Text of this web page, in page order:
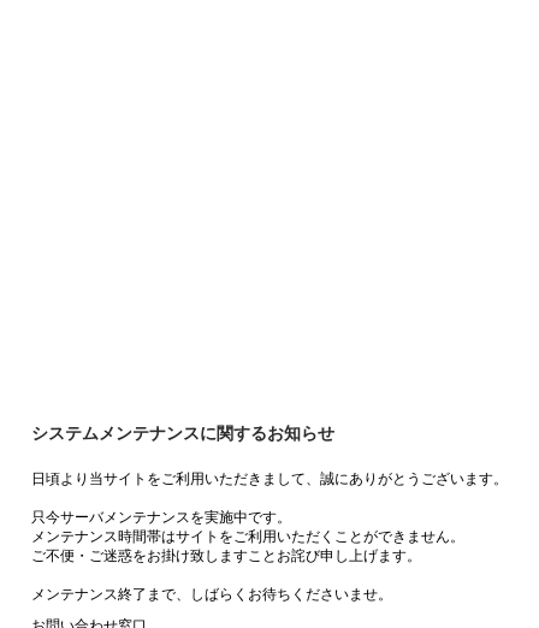
システムメンテナンスに関するお知らせ
日頃より当サイトをご利用いただきまして、誠にありがとうございます。
只今サーバメンテナンスを実施中です。
メンテナンス時間帯はサイトをご利用いただくことができません。
ご不便・ご迷惑をお掛け致しますことお詫び申し上げます。
メンテナンス終了まで、しばらくお待ちくださいませ。